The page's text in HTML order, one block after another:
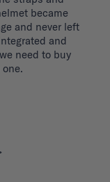
became
and never left
and
need to buy